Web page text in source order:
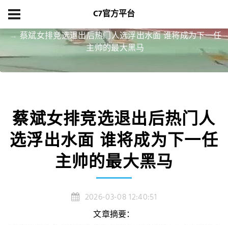
C7官方平台
蔡斌女排竞选退出后热门人选浮出水面 谁将成为下一任
主帅的最大黑马
蔡斌女排竞选退出后热门人
选浮出水面 谁将成为下一任
主帅的最大黑马
2026-03-08 12:40:51
文章摘要：